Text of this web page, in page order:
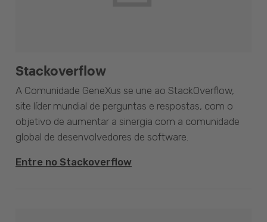
Stackoverflow
A Comunidade GeneXus se une ao StackOverflow,
site líder mundial de perguntas e respostas, com o
objetivo de aumentar a sinergia com a comunidade
global de desenvolvedores de software.
Entre no Stackoverflow